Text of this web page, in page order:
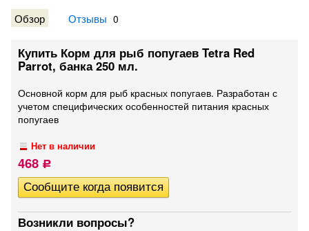
Обзор Отзывы 0
Купить Корм для рыб попугаев Tetra Red
Parrot, банка 250 мл.
Основной корм для рыб красных попугаев. Разработан с
учетом специфических особенностей питания красных
попугаев
Нет в наличии
468 Р
Возникли вопросы?